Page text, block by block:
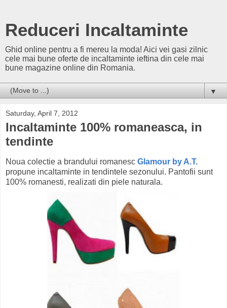
Reduceri Incaltaminte
Ghid online pentru a fi mereu la moda! Aici vei gasi zilnic
cele mai bune oferte de incaltaminte ieftina din cele mai
bune magazine online din Romania.
▼
Saturday, April 7, 2012
Incaltaminte 100% romaneasca, in
tendinte
Noua colectie a brandului romanesc Glamour by A.T.
propune incaltaminte in tendintele sezonului. Pantofii sunt
100% romanesti, realizati din piele naturala.